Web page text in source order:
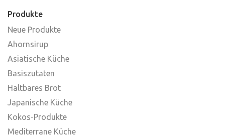
Produkte
Neue Produkte
Ahornsirup
Asiatische Küche
Basiszutaten
Haltbares Brot
Japanische Küche
Kokos-Produkte
Mediterrane Küche